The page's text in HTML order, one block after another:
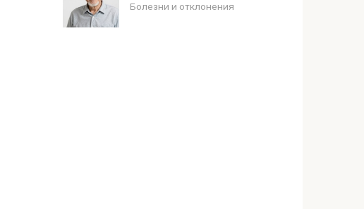
Болезни и отклонения